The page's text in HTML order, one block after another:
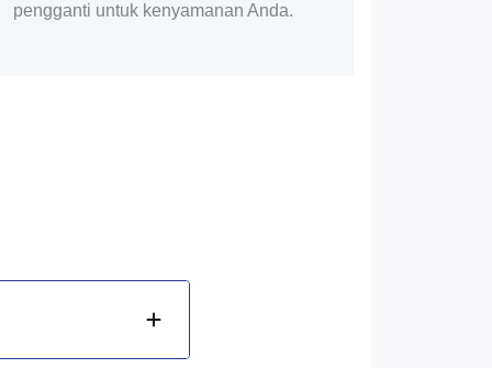
pengganti untuk kenyamanan Anda.